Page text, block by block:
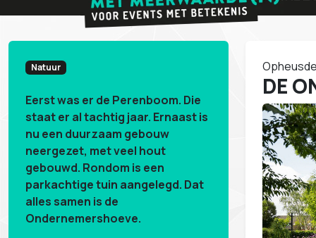
Bijzondere
Unieke
Natuur
Eerst was er de Perenboom. Die
staat er al tachtig jaar. Ernaast is
nu een duurzaam gebouw
neergezet, met veel hout
gebouwd. Rondom is een
parkachtige tuin aangelegd. Dat
alles samen is de
Ondernemershoeve.
DE